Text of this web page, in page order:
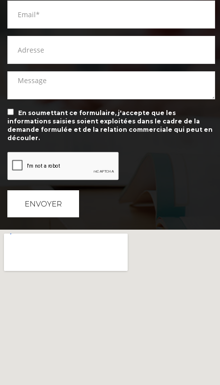
En soumettant ce formulaire, j'accepte que les
informations saisies soient exploitées dans le cadre de la
demande formulée et de la relation commerciale qui peut en
découler.